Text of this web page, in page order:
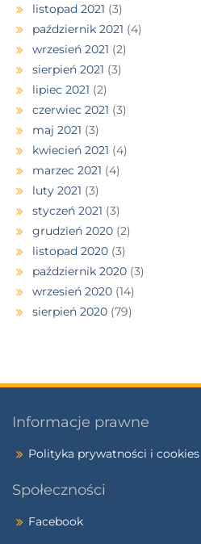
listopad 2021 (3)
październik 2021 (4)
wrzesień 2021 (2)
sierpień 2021 (3)
lipiec 2021 (2)
czerwiec 2021 (3)
maj 2021 (3)
kwiecień 2021 (4)
marzec 2021 (4)
luty 2021 (3)
styczeń 2021 (3)
grudzień 2020 (2)
listopad 2020 (3)
październik 2020 (3)
wrzesień 2020 (14)
sierpień 2020 (79)
Informacje prawne
Polityka prywatności i cookies
Społeczności
Facebook